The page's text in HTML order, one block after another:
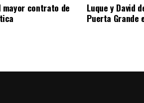
mayor contrato de
Luque y David
Puerta Grande